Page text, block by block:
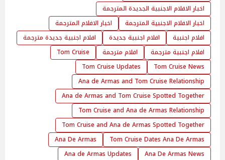
اخبار الافلام الاجنبية الجديدة المترجمة
اخبار الافلام الاجنبية المترجمة
اخبار الافلام المترجمة
افلام اجنبية
افلام اجنبية جديدة
افلام اجنبية جديدة مترجمة
افلام اجنبية مترجمة
افلام مترجمة
Tom Cruise
Tom Cruise News
Tom Cruise Updates
Ana de Armas and Tom Cruise Relationship
Ana de Armas and Tom Cruise Spotted Together
Tom Cruise and Ana de Armas Relationship
Tom Cruise and Ana de Armas Spotted Together
Tom Cruise Dates Ana De Armas
Ana De Armas
Ana De Armas News
Ana de Armas Updates